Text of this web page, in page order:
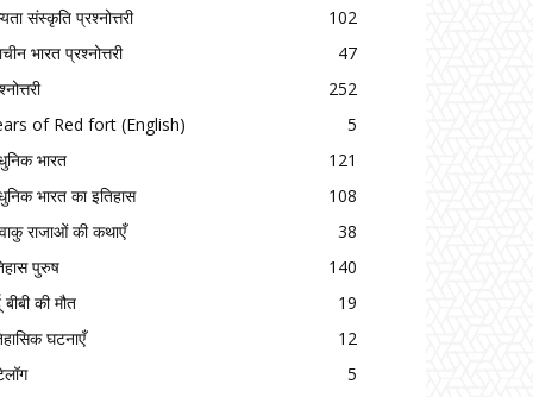
संस्कृति प्रश्नोत्तरी
102
भारत प्रश्नोत्तरी
47
252
of Red fort (English)
5
भारत
121
भारत का इतिहास
108
राजाओं की कथाएँ
38
पुरुष
140
बीबी की मौत
19
घटनाएँ
12
5